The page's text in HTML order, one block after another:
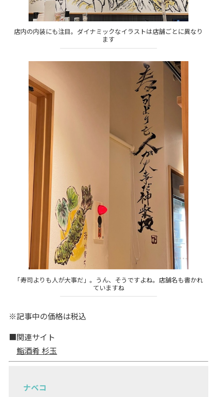
店内の内装にも注目。ダイナミックなイラストは店舗ごとに異なり
ます
「寿司よりも人が大事だ」。うん、そうですよね。店舗名も書かれ
ていますね
※記事中の価格は税込
■関連サイト
鮨酒肴 杉玉
ナベコ